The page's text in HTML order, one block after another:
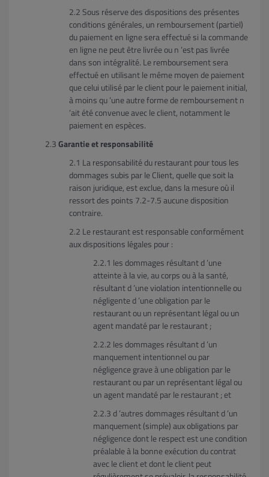
Sous réserve des dispositions des présentes
conditions générales, un remboursement (partiel)
du paiement en ligne sera effectué si la commande
en ligne ne peut être livrée ou n ’est pas livrée
dans son intégralité. Le remboursement sera
effectué en utilisant le même moyen de paiement
que celui utilisé par le client pour le paiement initial,
à moins qu ’une autre forme de remboursement n
’ait été convenue avec le client, notamment le
paiement en espèces.
Garantie et responsabilité
La responsabilité du restaurant pour tous les
dommages subis par le Client, quelle que soit la
raison juridique, est exclue, dans la mesure où il
ressort des points 7.2-7.5 aucune disposition
contraire.
Le restaurant est responsable conformément
aux dispositions légales pour :
les dommages résultant d ’une
atteinte à la vie, au corps ou à la santé,
résultant d ’une violation intentionnelle ou
négligente d ’une obligation par le
restaurant ou un représentant légal ou un
agent mandaté par le restaurant ;
les dommages résultant d ’un
manquement intentionnel ou par
négligence grave à une obligation par le
restaurant ou par un représentant légal ou
un agent mandaté par le restaurant ; et
d ’autres dommages résultant d ’un
manquement (simple) aux obligations par
négligence dont le respect est une condition
préalable à la bonne exécution du contrat
avec le client et dont le client peut